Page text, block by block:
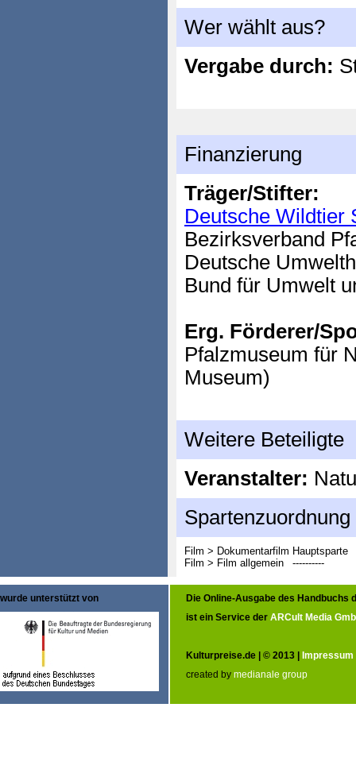
Wer wählt aus?
Vergabe durch:
Finanzierung
Träger/Stifter:
Deutsche Wildtier
Bezirksverband
Deutsche
Bund für Umwelt
Erg. Förderer/
Pfalzmuseum für
Museum)
Weitere Beteiligte
Veranstalter:
Spartenzuordnung
Film > Dokumentarfilm Hauptsparte
Film > Film allgemein
----------
wurde unterstützt von
Die Online-Ausgabe des Handbuchs
ist ein Service der ARCult Media
Kulturpreise.de | © 2013 | Impressum
created by medianale group